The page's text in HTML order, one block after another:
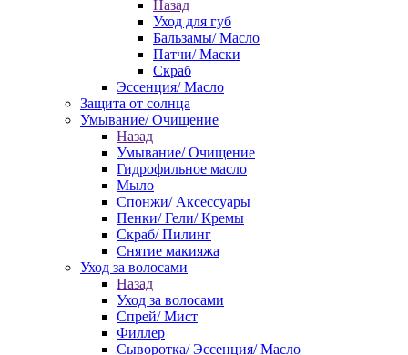
Назад
Уход для губ
Бальзамы/ Масло
Патчи/ Маски
Скраб
Эссенция/ Масло
Защита от солнца
Умывание/ Очищение
Назад
Умывание/ Очищение
Гидрофильное масло
Мыло
Спонжи/ Аксессуары
Пенки/ Гели/ Кремы
Скраб/ Пилинг
Снятие макияжа
Уход за волосами
Назад
Уход за волосами
Спрей/ Мист
Филлер
Сыворотка/ Эссенция/ Масло